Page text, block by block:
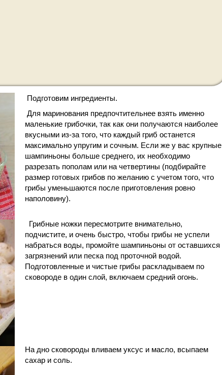
Подготовим ингредиенты.
Для маринования предпочтительнее взять именно
маленькие грибочки, так как они получаются наиболее
вкусными из-за того, что каждый гриб останется
максимально упругим и сочным. Если же у вас крупные
шампиньоны больше среднего, их необходимо
разрезать пополам или на четвертины (подбирайте
размер готовых грибов по желанию с учетом того, что
грибы уменьшаются после приготовления ровно
наполовину).
Грибные ножки пересмотрите внимательно,
подчистите, и очень быстро, чтобы грибы не успели
набраться воды, промойте шампиньоны от оставшихся
загрязнений или песка под проточной водой.
Подготовленные и чистые грибы раскладываем по
сковороде в один слой, включаем средний огонь.
На дно сковороды вливаем уксус и масло, всыпаем
сахар и соль.